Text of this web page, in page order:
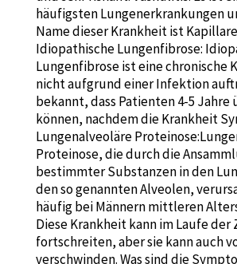
häufigsten Lungenerkrankungen
Name dieser Krankheit ist
Idiopathische Lungenfibrose:
Lungenfibrose ist eine chronische
nicht aufgrund einer Infektion
bekannt, dass Patienten 4-5 Jahre
können, nachdem die Krankheit
Lungenalveoläre
Proteinose, die durch die
bestimmter Substanzen in den
den so genannten Alveolen,
häufig bei Männern mittleren
Diese Krankheit kann im Laufe
fortschreiten, aber sie kann auch
verschwinden. Was sind die